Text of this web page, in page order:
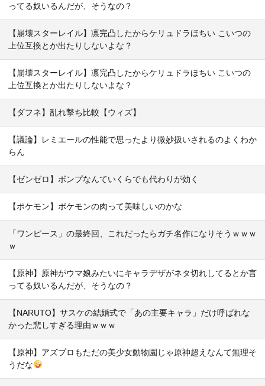
ってる奴いるんだが、そうなの？
【崩壊スターレイル】凛完凸したからケリュドラほちい こいつの
上位互換とか出たりしないよな？
【崩壊スターレイル】凛完凸したからケリュドラほちい こいつの
上位互換とか出たりしないよな？
【ダフネ】乱れ撃ち比較【ウィズ】
【議論】レミエールの性能で思ったより微妙扱いされるのよくわか
らん
【ゼンゼロ】ボンプなんていくらでも代わりが効く
【ポケモン】ポケモンの肉って美味しいのかな
「ワンピース」の最終回、これだったらガチ名作になりそうｗｗｗ
ｗ
【原神】原神がウマ娘みたいにキャラデザがネタ切れしてるとか言
ってる奴いるんだが、そうなの？
【NARUTO】サスケの結婚式で「あの主要キャラ」だけ呼ばれな
かった悲しすぎる理由ｗｗｗ
【原神】アズプロもただの美少女動物園じゃ原神超えなんて無理そ
うだな